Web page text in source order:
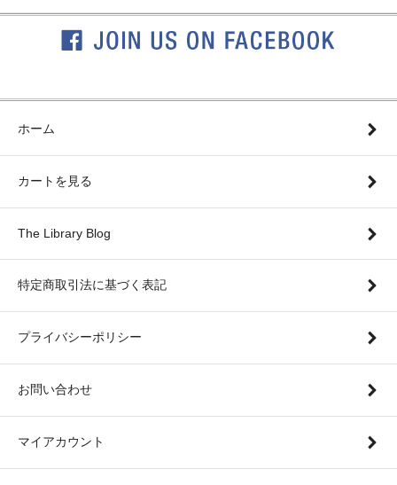
ホーム
カートを見る
The Library Blog
特定商取引法に基づく表記
プライバシーポリシー
お問い合わせ
マイアカウント